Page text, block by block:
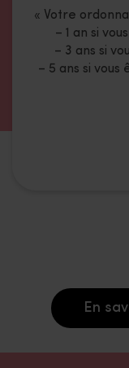
« Votre
– 1 an si
– 3 ans si
– 5 ans si vous
En